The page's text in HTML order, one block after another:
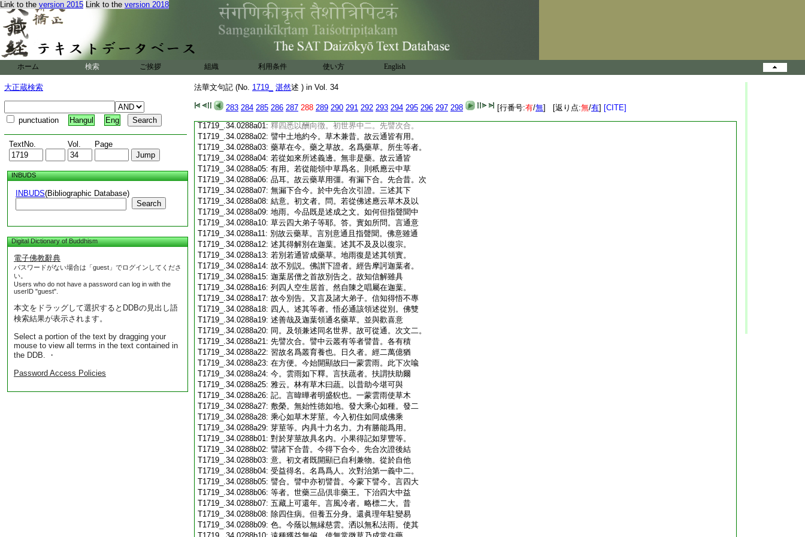
Link to the version 2015 Link to the version 2018
ホーム 検索 ご挨拶 組織 利用条件 使い方 English
大正蔵検索
punctuation Hangul Eng
TextNo. Vol. Page
INBUDS
INBUDS(Bibliographic Database)
Search
Digital Dictionary of Buddhism
電子佛教辭典
パスワードがない場合は「guest」でログインしてくださ
い。
Users who do not have a password can log in with the
userID "guest".
本文をドラッグして選択するとDDBの見出し語
検索結果が表示されます。
Select a portion of the text by dragging your
mouse to view all terms in the text contained in
the DDB. ・
Password Access Policies
法華文句記 (No. 1719_ 湛然述 ) in Vol. 34
283 284 285 286 287 288 289 290 291 292 293 294 295 296 297 298 [行番号:有/無] [返り点:無/有] [CITE]
T1719_.34.0287c19:故云藥草。藥草則二乘不無。一雨則述其
T1719_.34.0287c20: 歸大。嘉祥云。草木有二。一不知同。二不
T1719_.34.0287c21:知異。若有瑞草即能知同以喩迦葉。此則
T1719_.34.0287c22:
但從迦葉所領可爾。若從佛述豈可餘之
藥草悉云不知。又亦不知三草二木是瑞
T1719_.34.0287c24:非瑞。是故須云今昔方顯瑞之是非。今謂
T1719_.34.0287c25:至此法華。何得更有非瑞之草。應云是諸
T1719_.34.0287c26:
草木雖元一地所生一味一澤。而不自知。忽
T1719_.34.0287c27:蒙開顯。莫非祥瑞。乃使彈指合掌通成妙
T1719_.34.0287c28: 因。生無生慧咸成種智。然文中四悉且從
T1719_.34.0288a01: 釋四悉以酬向徴。初世界中二。先譬次合。
T1719_.34.0288a02: 譬中土地約今。草木兼昔。故云通皆有用。
T1719_.34.0288a03: 藥草在今。藥之草故。名爲藥草。所生等者。
T1719_.34.0288a04: 若從如來所述義邊。無非是藥。故云通皆
T1719_.34.0288a05: 有用。若從能領中草爲名。則秖應云中草
T1719_.34.0288a06: 品耳。故云藥草用彊。有漏下合。先合昔。次
T1719_.34.0288a07: 無漏下合今。於中先合次引證。三述其下
T1719_.34.0288a08: 結意。初文者。問。若從佛述應云草木及以
T1719_.34.0288a09: 地雨。今品既是述成之文。如何但指聲聞中
T1719_.34.0288a10: 草云四大弟子等耶。答。實如所問。言通意
T1719_.34.0288a11: 別故云藥草。言別意通且指聲聞。佛意雖通
T1719_.34.0288a12: 述其得解別在迦葉。述其不及及以復宗。
T1719_.34.0288a13: 若別若通皆成藥草。地雨復是述其領實。
T1719_.34.0288a14: 故不別説。佛讃下證者。經告摩訶迦葉者。
T1719_.34.0288a15: 迦葉居僧之首故別告之。故知信解雖具
T1719_.34.0288a16: 列四人空生居首。然自陳之唱屬在迦葉。
T1719_.34.0288a17: 故今別告。又言及諸大弟子。信知得悟不專
T1719_.34.0288a18: 四人。述其等者。悟必通該領述從別。佛雙
T1719_.34.0288a19: 述善哉及迦葉領通名藥草。並與歡喜意
T1719_.34.0288a20: 同。及領兼述同名世界。故可從通。次文二。
T1719_.34.0288a21: 先譬次合。譬中云叢有等者譬昔。各有積
T1719_.34.0288a22: 習故名爲叢育養也。日久者。經二萬億猶
T1719_.34.0288a23: 在方便。今始開顯故曰一蒙雲雨。此下次喩
T1719_.34.0288a24: 今。雲雨如下釋。言扶蔬者。扶謂扶助爾
T1719_.34.0288a25: 雅云。林有草木曰蔬。以昔助今堪可與
T1719_.34.0288a26: 記。言暐曄者明盛貎也。一蒙雲雨使草木
T1719_.34.0288a27: 敷榮。無始性徳如地。發大乘心如種。發二
T1719_.34.0288a28: 乘心如草木芽莖。今入初住如同成佛乘
T1719_.34.0288a29: 芽莖等。内具十力名力。力有勝能爲用。
T1719_.34.0288b01: 對於芽莖故具名内。小果得記如芽豐等。
T1719_.34.0288b02: 譬諸下合昔。今得下合今。先合次證後結
T1719_.34.0288b03: 意。初文者既開顯已自利兼物。從於自他
T1719_.34.0288b04: 受益得名。名爲爲人。次對治第一義中二。
T1719_.34.0288b05: 譬合。譬中亦初譬昔。今蒙下譬今。言四大
T1719_.34.0288b06: 等者。世藥三品倶非藥王。下治四大中益
T1719_.34.0288b07: 五藏上可還年。言風冷者。略標二大。昔
T1719_.34.0288b08: 除四住病。但養五分身。還眞理年駐變易
T1719_.34.0288b09: 色。今蔭以無縁慈雲。洒以無私法雨。使其